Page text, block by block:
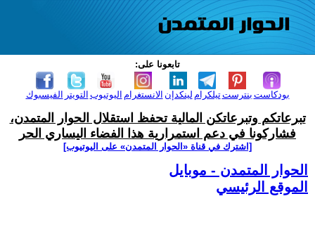
تابعونا على:
الفيسبوك التويتر اليوتيوب الانستغرام لينكدإن تيلكرامبنترست بودكاست
تبرعاتكم وتبرعاتكن المالية تحفظ استقلال الحوار المتمدن،
فشاركونا في دعم استمرارية هذا الفضاء اليساري الحر
[اشترك في قناة ‫«الحوار المتمدن» على اليوتيوب]
الحوار المتمدن - موبايل
الموقع الرئيسي